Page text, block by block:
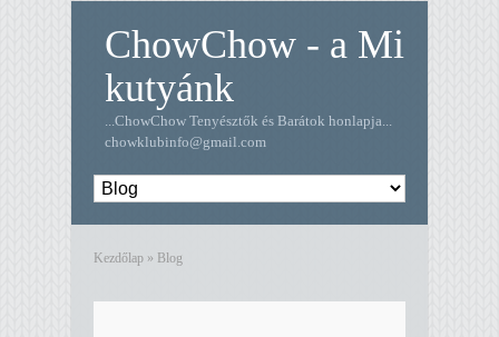
ChowChow - a Mi
kutyánk
...ChowChow Tenyésztők és Barátok honlapja...
chowklubinfo@gmail.com
Kezdőlap » Blog